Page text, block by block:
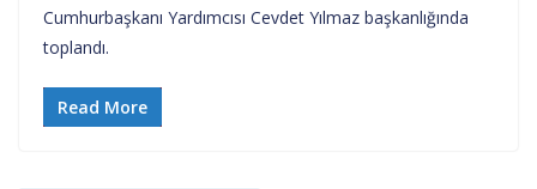
Cumhurbaşkanı Yardımcısı Cevdet Yılmaz başkanlığında
toplandı.
Read More